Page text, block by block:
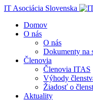
IT Asociácia Slovenska
Domov
O nás
O nás
Dokumenty na
Členovia
Členovia ITAS
Výhody
Žiadosť o
Aktuality